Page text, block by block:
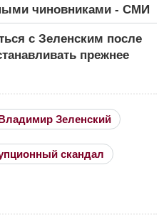
чиновниками - СМИ
с Зеленским после
прежнее
Зеленский
скандал